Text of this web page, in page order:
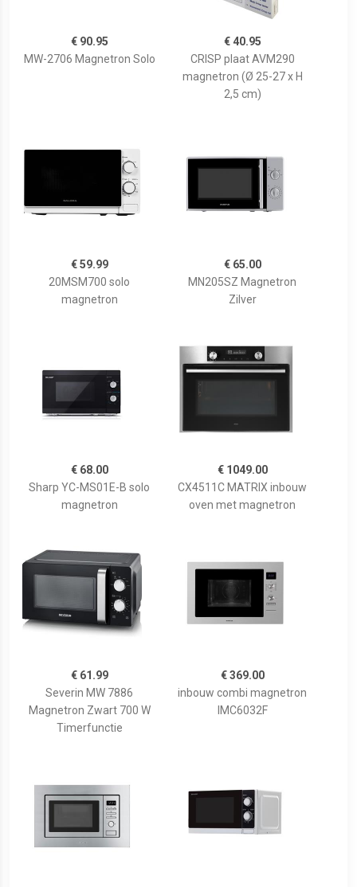
€ 90.95
MW-2706 Magnetron Solo
€ 40.95
CRISP plaat AVM290
magnetron (Ø 25-27 x H
2,5 cm)
€ 59.99
20MSM700 solo
magnetron
€ 65.00
MN205SZ Magnetron
Zilver
€ 68.00
Sharp YC-MS01E-B solo
magnetron
€ 1049.00
CX4511C MATRIX inbouw
oven met magnetron
€ 61.99
Severin MW 7886
Magnetron Zwart 700 W
Timerfunctie
€ 369.00
inbouw combi magnetron
IMC6032F